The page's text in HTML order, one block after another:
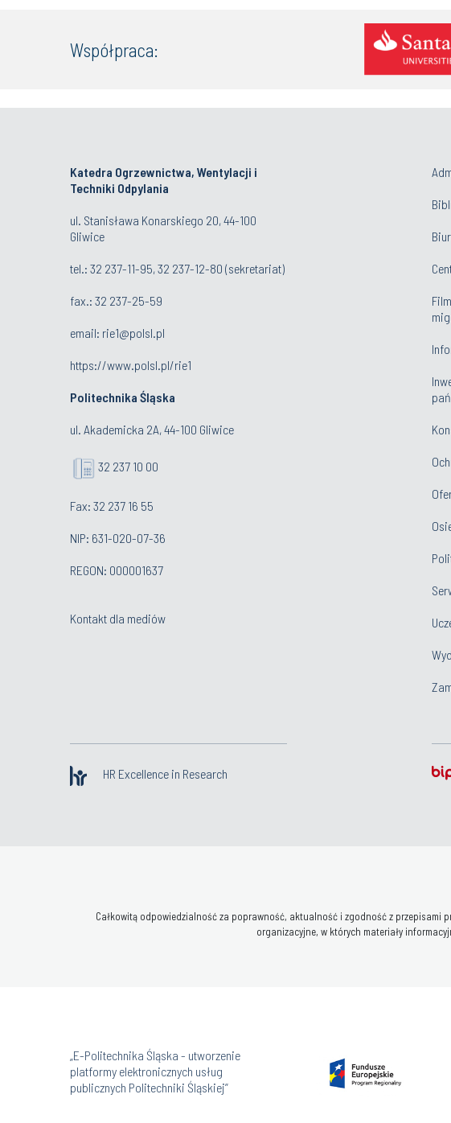
Współpraca:
Katedra Ogrzewnictwa, Wentylacji i
Techniki Odpylania
ul. Stanisława Konarskiego 20, 44-100
Gliwice
tel.: 32 237-11-95,32 237-12-80 (sekretariat)
fax.: 32 237-25-59
email: rie1@polsl.pl
https://www.polsl.pl/rie1
Politechnika Śląska
ul. Akademicka 2A, 44-100 Gliwice
32 237 10 00
Fax: 32 237 16 55
NIP: 631-020-07-36
REGON: 000001637
Kontakt dla mediów
HR Excellence in Research
Całkowitą odpowiedzialność za poprawność, aktualność i zgodność z
organizacyjne, w których materiały
„E-Politechnika Śląska - utworzenie
platformy elektronicznych usług
publicznych Politechniki Śląskiej”